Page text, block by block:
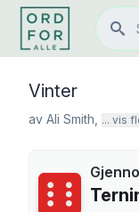
Vinter
av Ali Smith ... vis
Terningkast